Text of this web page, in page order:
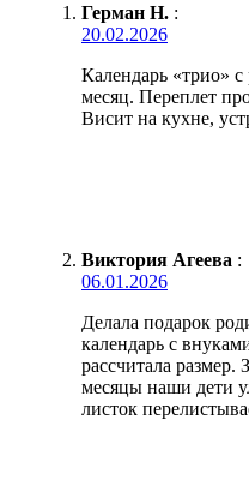
Герман Н. :
20.02.2026
Календарь «трио»
месяц. Переплет
Висит на кухне,
Виктория Агеева :
06.01.2026
Делала подарок
календарь с
рассчитала размер.
месяцы наши дети
листок